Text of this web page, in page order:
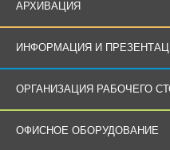
АРХИВАЦИЯ
ИНФОРМАЦИЯ И
ОРГАНИЗАЦИЯ РАБОЧЕГО
ОФИСНОЕ ОБОРУДОВАНИЕ